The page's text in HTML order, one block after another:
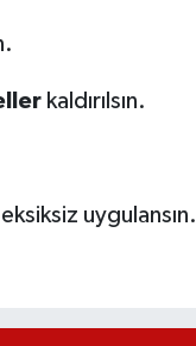
kaldırılsın.
uygulansın.